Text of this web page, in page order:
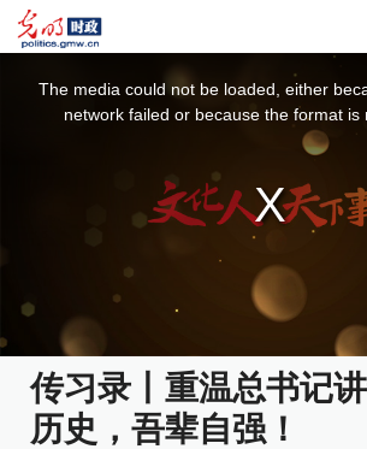
The media could not be loaded, either
network failed or because the format is
传习录丨重温总书记
历史，吾辈自强！